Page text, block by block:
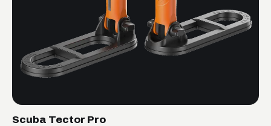
Scuba Tector Pro